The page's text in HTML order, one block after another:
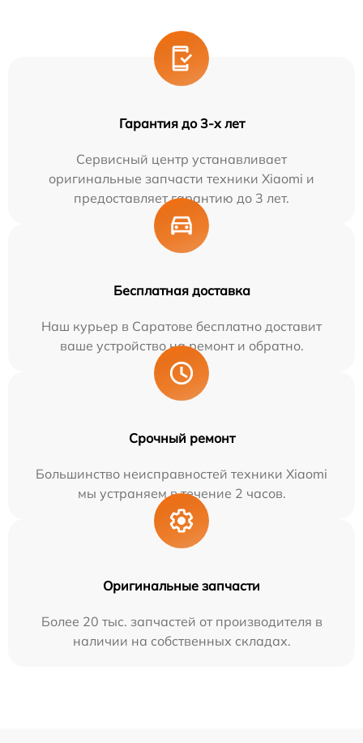
Гарантия до 3-х лет
Сервисный центр устанавливает
оригинальные запчасти техники Xiaomi и
предоставляет гарантию до 3 лет.
Бесплатная доставка
Наш курьер в Саратове бесплатно доставит
ваше устройство на ремонт и обратно.
Срочный ремонт
Большинство неисправностей техники Xiaomi
мы устраняем в течение 2 часов.
Оригинальные запчасти
Более 20 тыс. запчастей от производителя в
наличии на собственных складах.